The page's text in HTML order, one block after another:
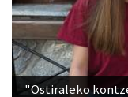
"Ostiraleko
jendetsuena"